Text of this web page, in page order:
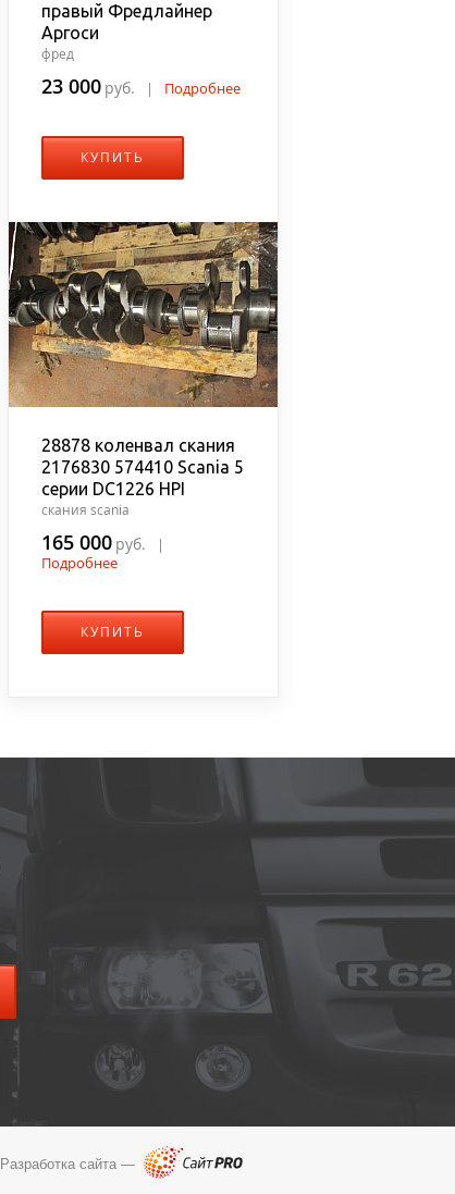
правый Фредлайнер
Аргоси
фред
23 000 руб. | Подробнее
КУПИТЬ
28878 коленвал скания
2176830 574410 Scania 5
серии DC1226 HPI
скания scania
165 000 руб.
|
Подробнее
КУПИТЬ
Разработка сайта —